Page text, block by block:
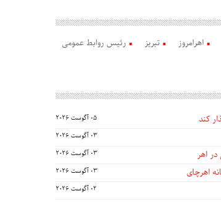
اهرامروز تبریز
رئیس روابط عمومی
کند 05 آگوست 2026
03 آگوست 2026
03 آگوست 2026
اهرچای 03 آگوست 2026
02 آگوست 2026